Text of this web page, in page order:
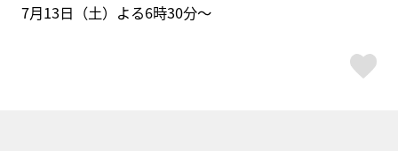
7月13日（土）よる6時30分〜